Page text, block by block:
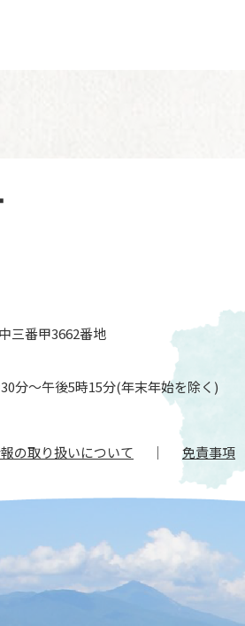
の取り扱いについて 免責事項
三番甲3662番地
分～午後5時15分(年末年始を除く)